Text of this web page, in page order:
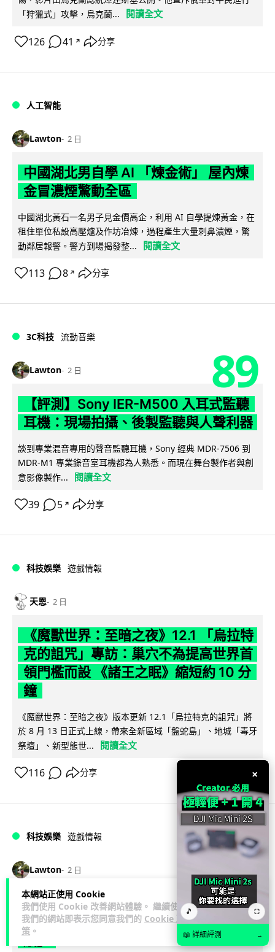
本網站正使用 Cookie
我們使用 Cookie 改善網站體驗。 繼續使用
我們的網站即表示您同意我們的 Cookie 政
策 。
「狩獵式」攻擊，烏克蘭...
閱讀全文
126 41 ↗ 分享
人工智能
Lawton 2 日
中國湖北男自學 AI 「煉金術」 屋內煉
金冒濃煙驚動全區
中國湖北黃石一名男子見金價高企，利用 AI 自學提煉黃金，在
租住單位私設高壓爐及作坊冶煉，過程產生大量刺鼻濃煙，驚
動鄰居報警。警方到場揭發整...
閱讀全文
113 8 ↗ 分享
3C科技 流動音樂
Lawton 2 日 89
【評測】Sony IER-M500 入耳式監聽
耳機：現場拍攝、後製監聽與人聲利器
談到專業混音專用的聲音監聽耳機，Sony 經典 MDR-7506 到
MDR-M1 專業錄音室耳機都為人熟悉。而現在舞台製作者與創
意影像製作...
閱讀全文
39 5 ↗ 分享
科技娛樂 遊戲情報
天恩 2 日
《魔獸世界：至暗之夜》12.1 「烏拉特
克的詛咒」專訪：巢穴不為提高世界首
領門檻而設 《諸王之眠》縮短約 10 分
鐘
《魔獸世界：至暗之夜》版本更新 12.1「烏拉特克的詛咒」將
於 8 月 13 日正式上線，帶來全新區域「盤蛇島」、地城「毒牙
祭壇」、新型態世...
閱讀全文
116 分享
科技娛樂 遊戲情報
Lawton 2 日
日本二手遊戲店減 90% 門市 業績反增
四成 "懷舊"在 Z 世代變成最潮「新鮮
感」
×
🎵 ⛶
📖 詳細評測 →